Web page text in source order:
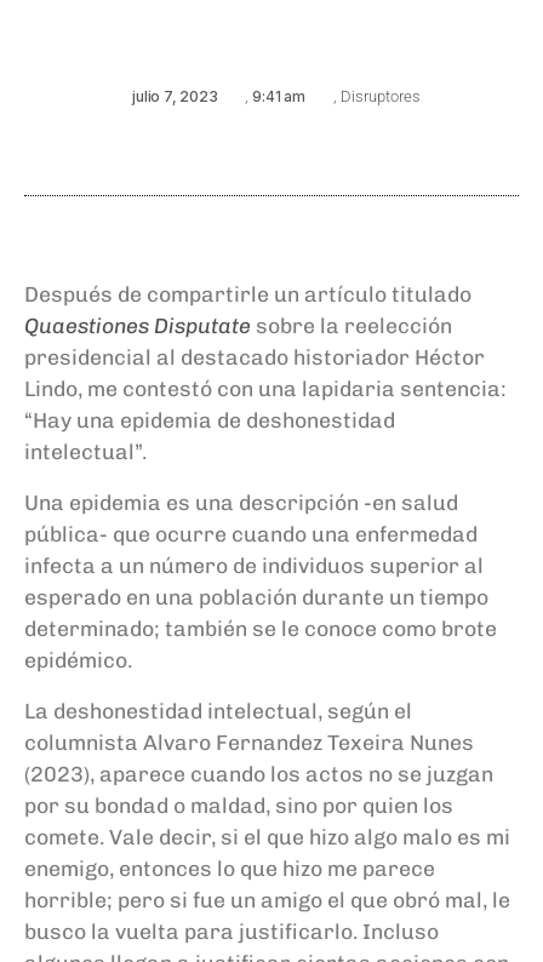
julio 7, 2023 9:41 am Disruptores
Después de compartirle un artículo titulado
Quaestiones Disputate sobre la reelección
presidencial al destacado historiador Héctor
Lindo, me contestó con una lapidaria sentencia:
“Hay una epidemia de deshonestidad
intelectual”.
Una epidemia es una descripción -en salud
pública- que ocurre cuando una enfermedad
infecta a un número de individuos superior al
esperado en una población durante un tiempo
determinado; también se le conoce como brote
epidémico.
La deshonestidad intelectual, según el
columnista Alvaro Fernandez Texeira Nunes
(2023), aparece cuando los actos no se juzgan
por su bondad o maldad, sino por quien los
comete. Vale decir, si el que hizo algo malo es mi
enemigo, entonces lo que hizo me parece
horrible; pero si fue un amigo el que obró mal, le
busco la vuelta para justificarlo. Incluso